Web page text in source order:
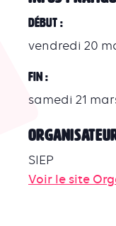
Début :
vendredi 20
Fin :
samedi 21
SIEP
Voir le site